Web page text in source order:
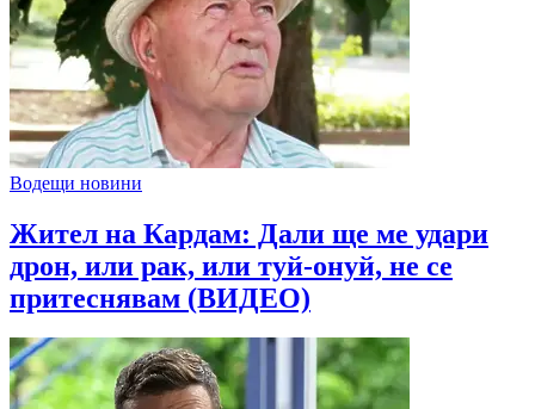
Водещи новини
Жител на Кардам: Дали ще ме удари
дрон, или рак, или туй-онуй, не се
притеснявам (ВИДЕО)